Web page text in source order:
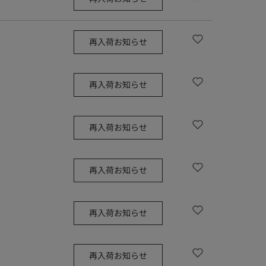
再入荷お知らせ
再入荷お知らせ
再入荷お知らせ
再入荷お知らせ
再入荷お知らせ
再入荷お知らせ